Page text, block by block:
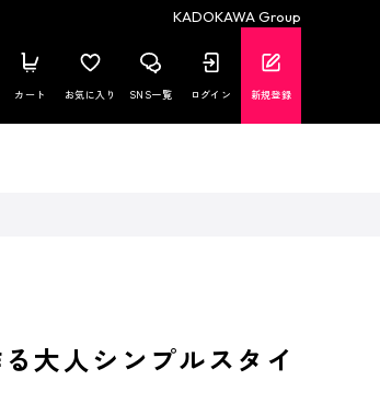
KADOKAWA Group
カート お気に入り SNS一覧 ログイン 新規登録
大人シンプルスタイ